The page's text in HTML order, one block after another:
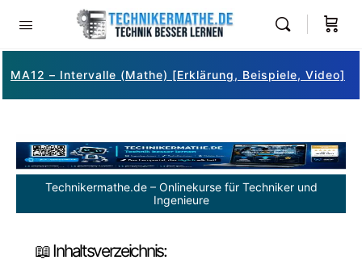
MA12 – Intervalle (Mathe) [Erklärung, Beispiele, Video]
Technikermathe.de – Onlinekurse für Techniker und
Ingenieure
📖 Inhaltsverzeichnis: